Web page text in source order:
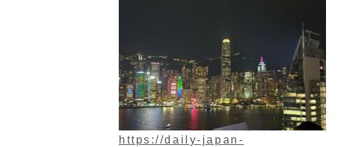
https://daily-japan-